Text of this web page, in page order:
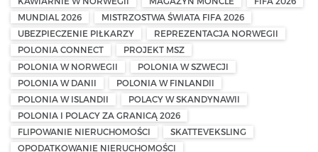
MUNDIAL 2026
MISTRZOSTWA ŚWIATA FIFA 2026
UBEZPIECZENIE PIŁKARZY
REPREZENTACJA NORWEGII
POLONIA CONNECT
PROJEKT MSZ
POLONIA W NORWEGII
POLONIA W SZWECJI
POLONIA W DANII
POLONIA W FINLANDII
POLONIA W ISLANDII
POLACY W SKANDYNAWII
POLONIA I POLACY ZA GRANICĄ 2026
FLIPOWANIE NIERUCHOMOŚCI
SKATTEVEKSLING
OPODATKOWANIE NIERUCHOMOŚCI